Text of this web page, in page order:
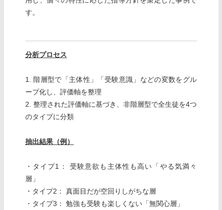
す。
分析プロセス
1. 階層型で「主体性」「受験意識」などの変数をグル
ープ化し、評価軸を整理
2. 整理された評価軸に基づき、非階層型で全生徒を4つ
のタイプに分類
抽出結果（例）
・タイプ1： 受験意欲も主体性も高い「やる気満々
層」
・タイプ2： 真面目だが空回りしがちな層
・タイプ3： 勉強も受験も楽しくない「無関心層」